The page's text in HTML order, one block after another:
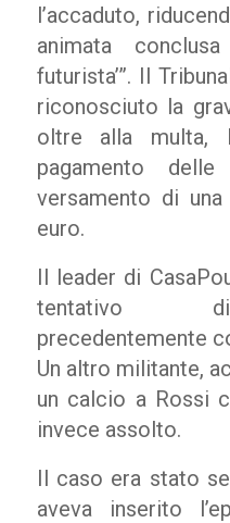
l’accaduto,
animata
futurista’”. Il
riconosciuto la
oltre alla multa,
pagamento
versamento di
euro.
Il leader di
tentativo di
precedentemente
Un altro militante,
un calcio a Rossi
invece assolto.
Il caso era stato
aveva inserito